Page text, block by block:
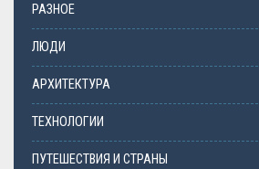
РАЗНОЕ
ЛЮДИ
АРХИТЕКТУРА
ТЕХНОЛОГИИ
ПУТЕШЕСТВИЯ И СТРАНЫ